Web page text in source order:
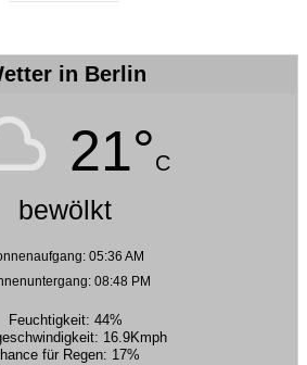
in Berlin
21°C
bewölkt
05:36 AM
08:48 PM
Feuchtigkeit: 44%
16.9Kmph
für Regen: 17%